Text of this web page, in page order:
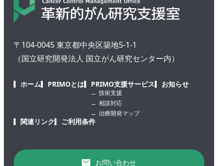
〒104-0045 東京都中央区築地5-1-1
（国立研究開発法人 国立がん研究センター内）
ホーム PRIMOとは PRIMO支援サービス
技術支援
相談対応
治療開発マップ
お知らせ
関連リンク ご利用条件
お問い合わせ